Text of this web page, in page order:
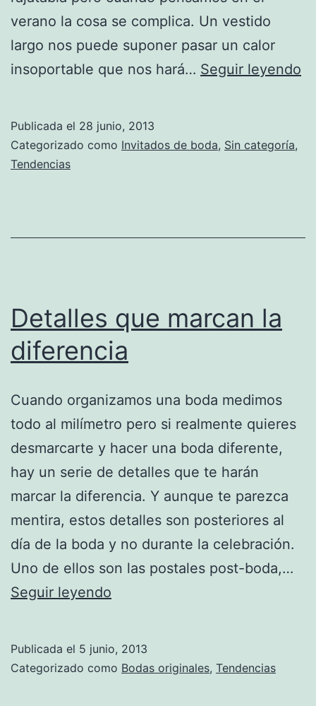
verano la cosa se complica. Un vestido
largo nos puede suponer pasar un calor
insoportable que nos hará… Seguir leyendo
Publicada el 28 junio, 2013
Categorizado como Invitados de boda, Sin categoría,
Tendencias
Detalles que marcan la
diferencia
Cuando organizamos una boda medimos
todo al milímetro pero si realmente quieres
desmarcarte y hacer una boda diferente,
hay un serie de detalles que te harán
marcar la diferencia. Y aunque te parezca
mentira, estos detalles son posteriores al
día de la boda y no durante la celebración.
Uno de ellos son las postales post-boda,…
Seguir leyendo
la
Publicada el 5 junio, 2013
Categorizado como Bodas originales, Tendencias